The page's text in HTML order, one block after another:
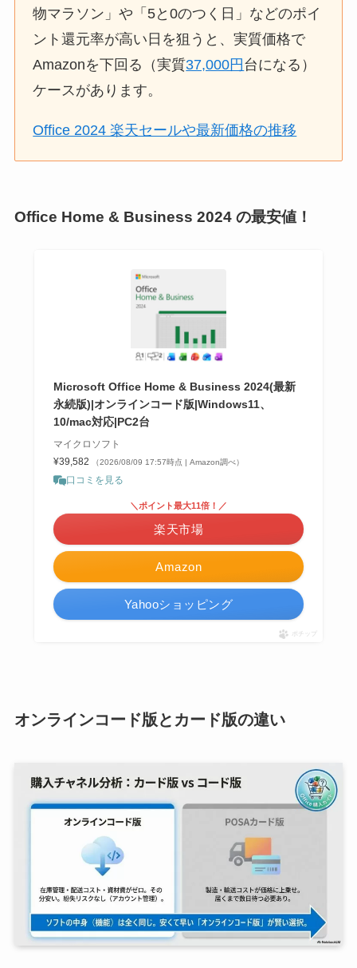
物マラソン」や「5と0のつく日」などのポイ
ント還元率が高い日を狙うと、実質価格で
Amazonを下回る（実質37,000円 台になる）
ケースがあります。
Office 2024 楽天セールや最新価格の推移
Office Home & Business 2024 の最安値！
Microsoft Office Home & Business 2024(最新
永続版)|オンラインコード版|Windows11、
10/mac対応|PC2台
マイクロソフト
¥39,582
（2026/08/09 17:57時点 | Amazon調べ）
口コミを見る
Amazon
＼ポイント最大11倍！／
楽天市場
Yahooショッピング
ポチップ
オンラインコード版とカード版の違い